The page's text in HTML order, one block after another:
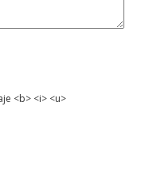
<b> <i> <u>